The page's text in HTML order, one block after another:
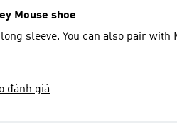
Mouse shoe
sleeve. You can also pair with
đánh giá